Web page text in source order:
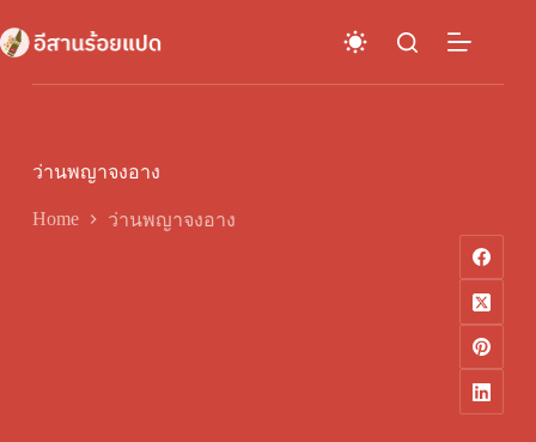
to
content
ว่านพญาจงอาง
Home ว่านพญาจงอาง